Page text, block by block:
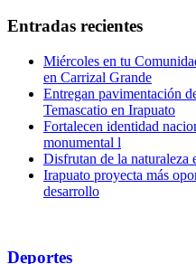
Entradas recientes
Miércoles en tu
en Carrizal Grande
Entregan pavimentación
Temascatio en Irapuato
Fortalecen identidad
monumental l
Disfrutan de la naturaleza
Irapuato proyecta más
desarrollo
Deportes